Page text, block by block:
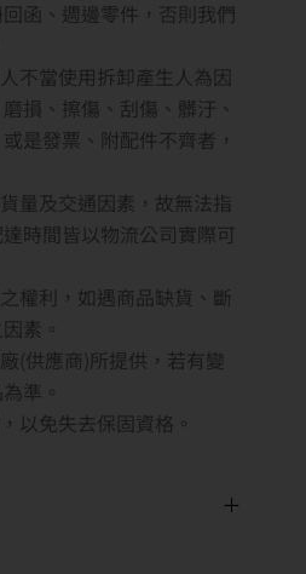
函、週邊零件，否則我們
不當使用拆卸產生人為因
損、擦傷、刮傷、髒汙、
是發票、附配件不齊者，
量及交通因素，故無法指
時間皆以物流公司實際可
權利，如遇商品缺貨、斷
素。
(供應商)所提供，若有變
準。
以免失去保固資格。